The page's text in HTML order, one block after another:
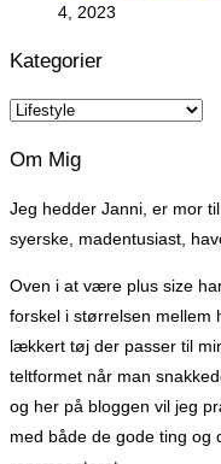
4, 2023
Kategorier
Kategorier
Om Mig
Jeg hedder Janni, er mor
syerske, madentusiast,
Oven i at være plus size
forskel i størrelsen mellem
lækkert tøj der passer til
teltformet når man
og her på bloggen vil jeg
med både de gode ting og